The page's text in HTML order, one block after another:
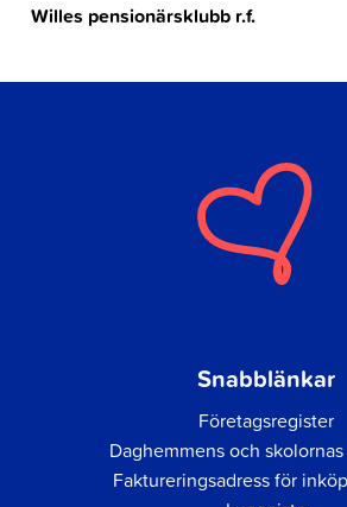
Willes pensionärsklubb r.f.
Snabblänkar
Företagsregister
Daghemmens och
Faktureringsadress för